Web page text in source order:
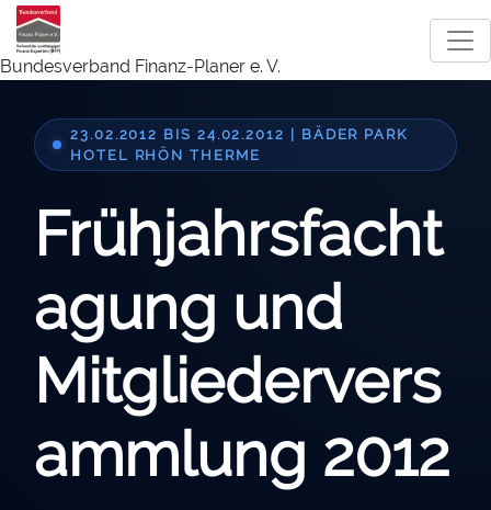
Bundesverband Finanz-Planer e. V.
23.02.2012 BIS 24.02.2012 | BÄDER PARK
HOTEL RHÖN THERME
Frühjahrsfacht
agung und
Mitgliedervers
ammlung 2012